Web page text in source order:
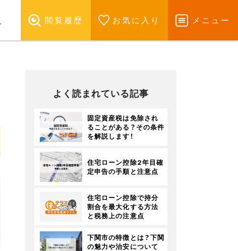
閲覧履歴 お気に入り メニュー
よく読まれている記事
固定資産税は免除され
ることがある？その条件
を解説します！
住宅ローン控除2年目確
定申告の手順と注意点
住宅ローン控除で持分
割合を最大化する方法
と税務上の注意点
下関市の特徴とは？下関
の魅力や治安について